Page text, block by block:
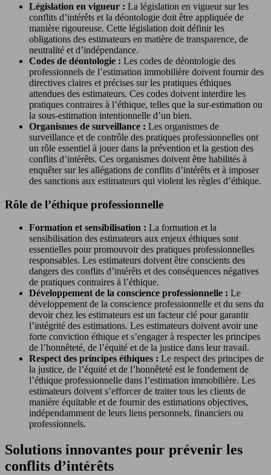
Législation en vigueur : La législation en vigueur sur les
conflits d’intérêts et la déontologie doit être appliquée de
manière rigoureuse. Cette législation doit définir les
obligations des estimateurs en matière de transparence, de
neutralité et d’indépendance.
Codes de déontologie : Les codes de déontologie des
professionnels de l’estimation immobilière doivent fournir des
directives claires et précises sur les pratiques éthiques
attendues des estimateurs. Ces codes doivent interdire les
pratiques contraires à l’éthique, telles que la sur-estimation ou
la sous-estimation intentionnelle d’un bien.
Organismes de surveillance : Les organismes de
surveillance et de contrôle des pratiques professionnelles ont
un rôle essentiel à jouer dans la prévention et la gestion des
conflits d’intérêts. Ces organismes doivent être habilités à
enquêter sur les allégations de conflits d’intérêts et à imposer
des sanctions aux estimateurs qui violent les règles d’éthique.
Rôle de l’éthique professionnelle
Formation et sensibilisation : La formation et la
sensibilisation des estimateurs aux enjeux éthiques sont
essentielles pour promouvoir des pratiques professionnelles
responsables. Les estimateurs doivent être conscients des
dangers des conflits d’intérêts et des conséquences négatives
de pratiques contraires à l’éthique.
Développement de la conscience professionnelle : Le
développement de la conscience professionnelle et du sens du
devoir chez les estimateurs est un facteur clé pour garantir
l’intégrité des estimations. Les estimateurs doivent avoir une
forte conviction éthique et s’engager à respecter les principes
de l’honnêteté, de l’équité et de la justice dans leur travail.
Respect des principes éthiques : Le respect des principes de
la justice, de l’équité et de l’honnêteté est le fondement de
l’éthique professionnelle dans l’estimation immobilière. Les
estimateurs doivent s’efforcer de traiter tous les clients de
manière équitable et de fournir des estimations objectives,
indépendamment de leurs liens personnels, financiers ou
professionnels.
Solutions innovantes pour prévenir les
conflits d’intérêts